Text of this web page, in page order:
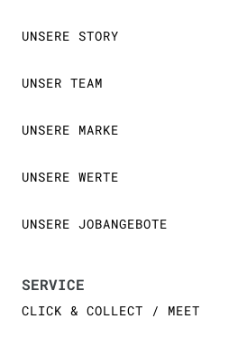
UNSERE STORY
UNSER TEAM
UNSERE MARKE
UNSERE WERTE
UNSERE JOBANGEBOTE
SERVICE
CLICK & COLLECT / MEET